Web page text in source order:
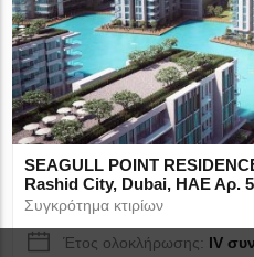
SEAGULL POINT
Rashid City, Dubai, ΗΑΕ Αρ.
Συγκρότημα κτιρίων
Έτος ολοκλήρωσης: IV